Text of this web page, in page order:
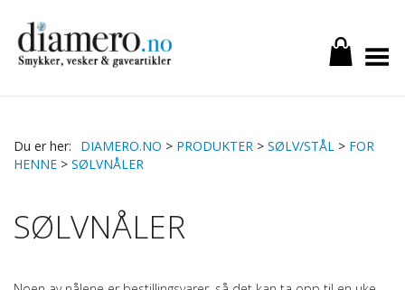
Toggle Menu
DIAMERO.NO > PRODUKTER > SØLV/STÅL > FOR
HENNE > SØLVNÅLER
SØLVNÅLER